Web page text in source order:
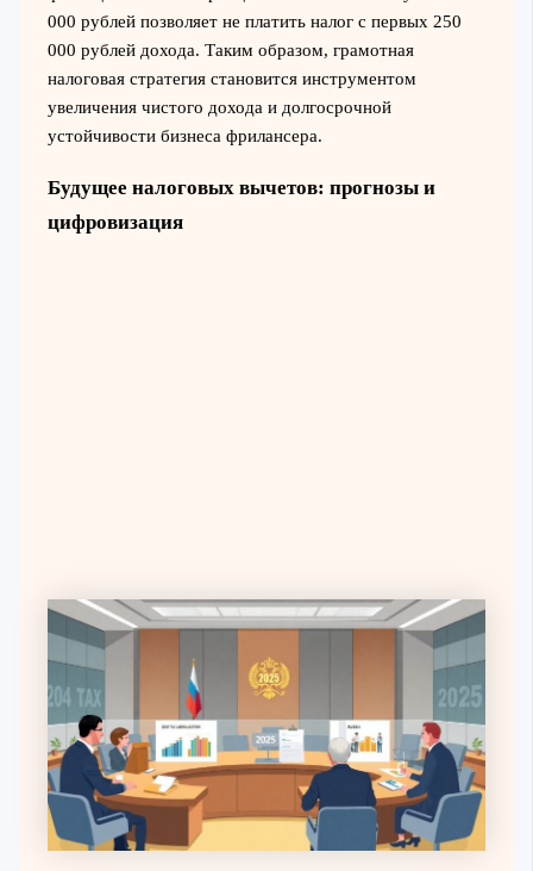
000 рублей позволяет не платить налог с первых 250
000 рублей дохода. Таким образом, грамотная
налоговая стратегия становится инструментом
увеличения чистого дохода и долгосрочной
устойчивости бизнеса фрилансера.
Будущее налоговых вычетов: прогнозы и
цифровизация